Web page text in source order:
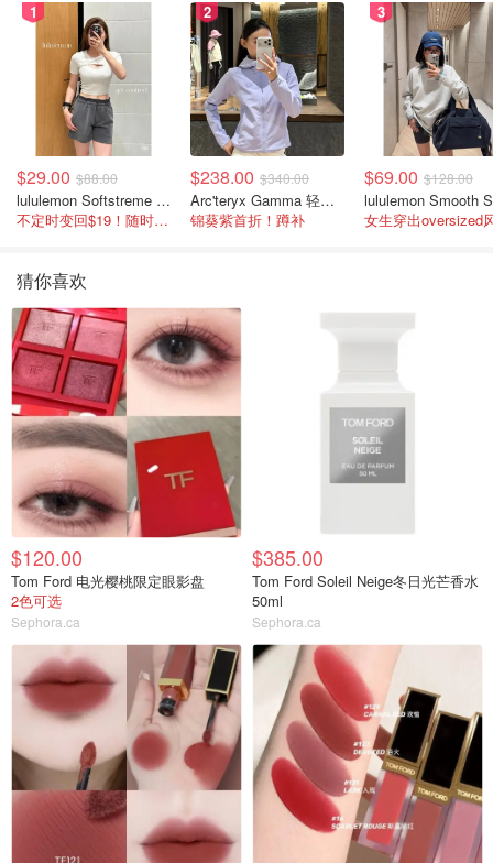
1
$29.00 $88.00
lululemon Softstreme 女士高腰短裤 10cm
不定时变回$19！随时点进来看
2
$238.00 $340.00
Arc'teryx Gamma 轻量连帽卫衣 女款
锦葵紫首折！蹲补
3
$69.00 $128.00
女生穿出oversized
猜你喜欢
$120.00
Tom Ford 电光樱桃限定眼影盘
2色可选
Sephora.ca
$385.00
Tom Ford Soleil Neige冬日光芒香水
50ml
Sephora.ca